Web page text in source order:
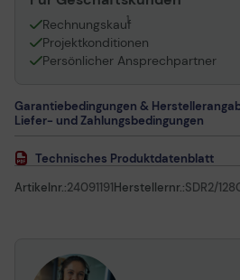
Rechnungskauf
1
Projektkonditionen
Persönlicher Ansprechpartner
Garantiebedingungen &
Liefer- und Zahlungsbedingungen
Technisches Produktdatenblatt
Artikelnr.:24091191Herstellernr.:SDR2/